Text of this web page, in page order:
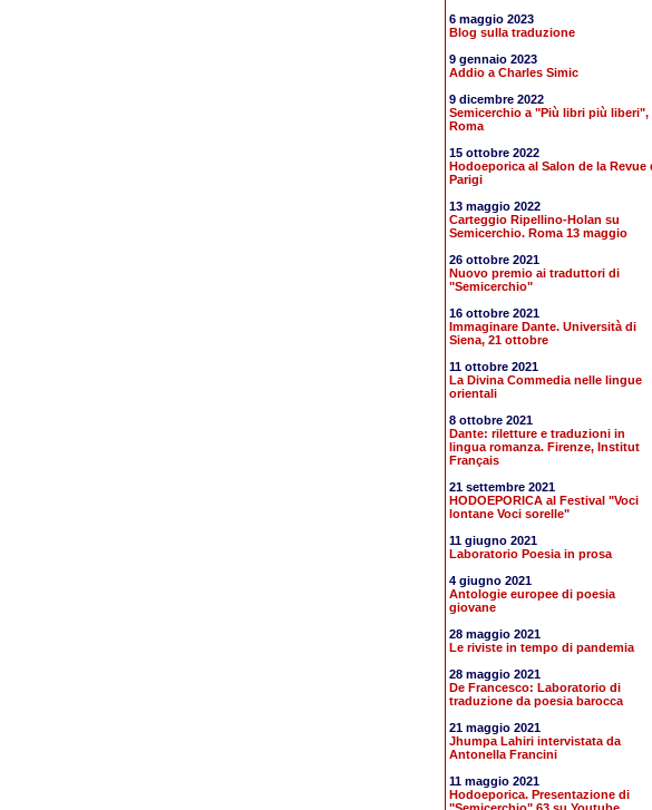
6 maggio 2023
Blog sulla traduzione
9 gennaio 2023
Addio a Charles Simic
9 dicembre 2022
Semicerchio a "Più libri più liberi",
Roma
15 ottobre 2022
Hodoeporica al Salon de la Revue
Parigi
13 maggio 2022
Carteggio Ripellino-Holan su
Semicerchio. Roma 13 maggio
26 ottobre 2021
Nuovo premio ai traduttori di
"Semicerchio"
16 ottobre 2021
Immaginare Dante. Università di
Siena, 21 ottobre
11 ottobre 2021
La Divina Commedia nelle lingue
orientali
8 ottobre 2021
Dante: riletture e traduzioni in
lingua romanza. Firenze, Institut
Français
21 settembre 2021
HODOEPORICA al Festival "Voci
lontane Voci sorelle"
11 giugno 2021
Laboratorio Poesia in prosa
4 giugno 2021
Antologie europee di poesia
giovane
28 maggio 2021
Le riviste in tempo di pandemia
28 maggio 2021
De Francesco: Laboratorio di
traduzione da poesia barocca
21 maggio 2021
Jhumpa Lahiri intervistata da
Antonella Francini
11 maggio 2021
Hodoeporica. Presentazione di